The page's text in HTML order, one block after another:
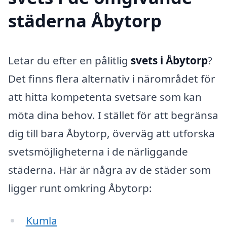
städerna Åbytorp
Letar du efter en pålitlig svets i Åbytorp?
Det finns flera alternativ i närområdet för
att hitta kompetenta svetsare som kan
möta dina behov. I stället för att begränsa
dig till bara Åbytorp, överväg att utforska
svetsmöjligheterna i de närliggande
städerna. Här är några av de städer som
ligger runt omkring Åbytorp:
Kumla